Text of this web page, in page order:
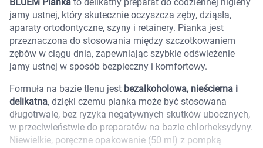
Korzystamy z plików cookies w celu
jamy ustnej, który skutecznie oczyszcza zęby, dziąsła,
aparaty ortodontyczne, szyny i retainery. Pianka jest
przeznaczona do stosowania między szczotkowaniem
zębów w ciągu dnia, zapewniając szybkie odświeżenie
jamy ustnej w sposób bezpieczny i komfortowy.
Formuła na bazie tlenu jest bezalkoholowa, nieścierna i
delikatna, dzięki czemu pianka może być stosowana
długotrwale, bez ryzyka negatywnych skutków ubocznych,
w przeciwieństwie do preparatów na bazie chlorheksydyny.
Niewielkie, poręczne opakowanie (50 ml) z pompką